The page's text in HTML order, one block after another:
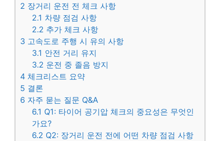
2 장거리 운전 전 체크 사항
2.1 차량 점검 사항
2.2 추가 체크 사항
3 고속도로 주행 시 유의 사항
3.1 안전 거리 유지
3.2 운전 중 졸음 방지
4 체크리스트 요약
5 결론
6 자주 묻는 질문 Q&A
6.1 Q1: 타이어 공기압 체크의 중요성은 무엇인
가요?
6.2 Q2: 장거리 운전 전에 어떤 차량 점검 사항